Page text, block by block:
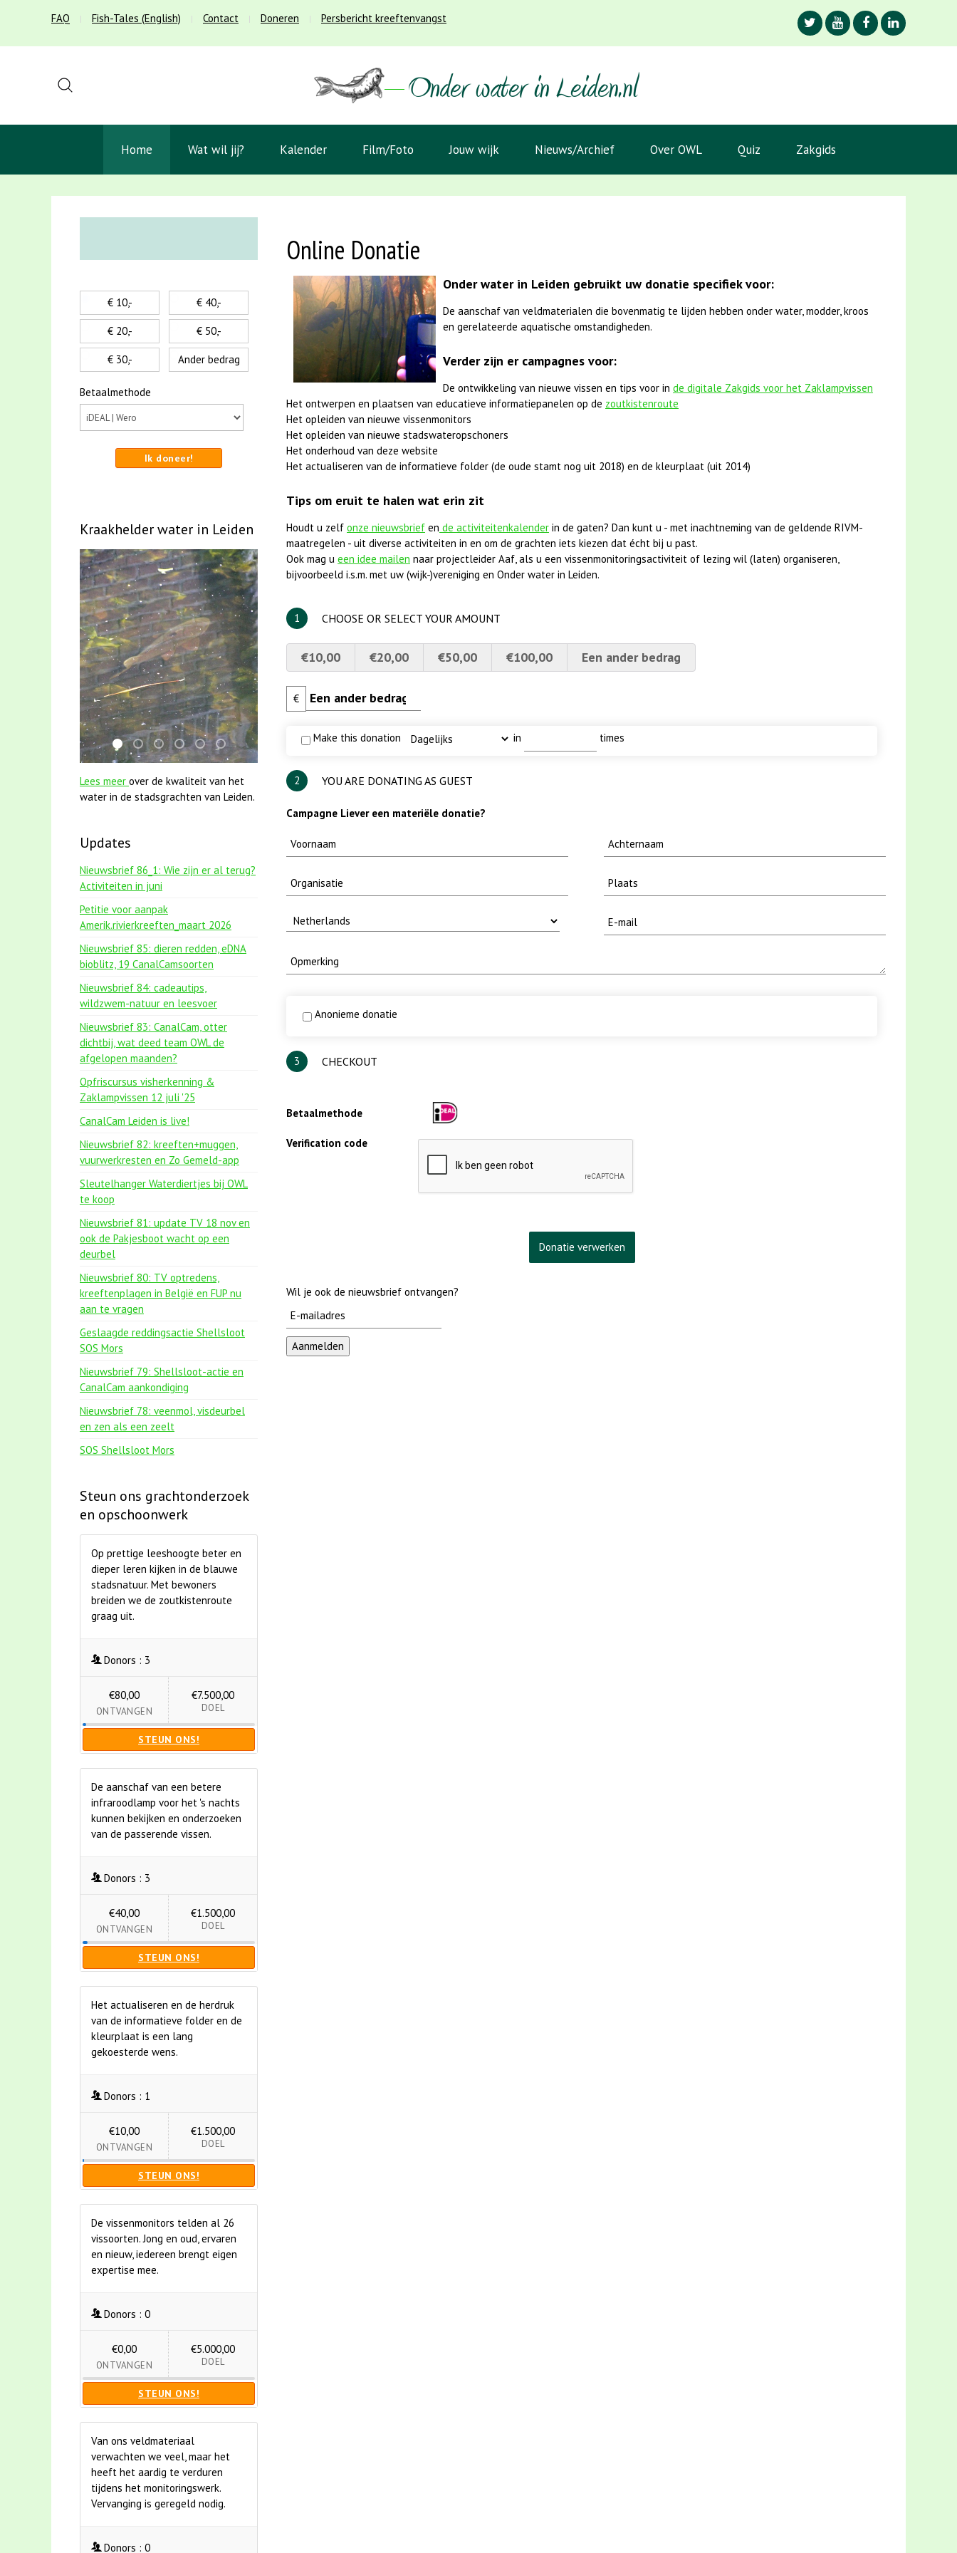
FAQ Fish-Tales (English) Contact Doneren Persbericht kreeftenvangst
Home Wat wil jij? Kalender Film/Foto Jouw wijk Nieuws/Archief Over OWL Quiz Zakgids
Online Donatie
Onder water in Leiden gebruikt uw donatie specifiek voor:
De aanschaf van veldmaterialen die bovenmatig te lijden hebben onder water, modder, kroos
en gerelateerde aquatische omstandigheden.
Verder zijn er campagnes voor:
De ontwikkeling van nieuwe vissen en tips voor in de digitale Zakgids voor het Zaklampvissen
Het ontwerpen en plaatsen van educatieve informatiepanelen op de zoutkistenroute
Het opleiden van nieuwe vissenmonitors
Het opleiden van nieuwe stadswateropschoners
Het onderhoud van deze website
Het actualiseren van de informatieve folder (de oude stamt nog uit 2018) en de kleurplaat (uit 2014)
Tips om eruit te halen wat erin zit
Houdt u zelf onze nieuwsbrief en de activiteitenkalender in de gaten? Dan kunt u - met inachtneming van de geldende RIVM-
maatregelen - uit diverse activiteiten in en om de grachten iets kiezen dat écht bij u past.
Ook mag u een idee mailen naar projectleider Aaf, als u een vissenmonitoringsactiviteit of lezing wil (laten) organiseren,
bijvoorbeeld i.s.m. met uw (wijk-)vereniging en Onder water in Leiden.
1 CHOOSE OR SELECT YOUR AMOUNT
€10,00 €20,00 €50,00 €100,00 Een ander bedrag
€
Make this donation in times
2 YOU ARE DONATING AS GUEST
Campagne Liever een materiële donatie?
Anonieme donatie
3 CHECKOUT
Betaalmethode
Verification code
Wil je ook de nieuwsbrief ontvangen?
€ 10,-
€ 20,-
€ 30,-
€ 40,-
€ 50,-
Ander bedrag
Betaalmethode
Ik doneer!
Kraakhelder water in Leiden
karper met kattenklimtouw
jun2021 28 brasem en rietvoorns 4a verscherpt
mei2021 watervogelmethode fuut met baars
smoelenboek fifi en karper nieuwsbrief-
jun2021 zaklv 5 snoekje MOOI
mei2021 1 snoekje elly
Lees meer over de kwaliteit van het
water in de stadsgrachten van Leiden.
Updates
Nieuwsbrief 86_1: Wie zijn er al terug?
Activiteiten in juni
Petitie voor aanpak
Amerik.rivierkreeften_maart 2026
Nieuwsbrief 85: dieren redden, eDNA
bioblitz, 19 CanalCamsoorten
Nieuwsbrief 84: cadeautips,
wildzwem-natuur en leesvoer
Nieuwsbrief 83: CanalCam, otter
dichtbij, wat deed team OWL de
afgelopen maanden?
Opfriscursus visherkenning &
Zaklampvissen 12 juli '25
CanalCam Leiden is live!
Nieuwsbrief 82: kreeften+muggen,
vuurwerkresten en Zo Gemeld-app
Sleutelhanger Waterdiertjes bij OWL
te koop
Nieuwsbrief 81: update TV 18 nov en
ook de Pakjesboot wacht op een
deurbel
Nieuwsbrief 80: TV optredens,
kreeftenplagen in België en FUP nu
aan te vragen
Geslaagde reddingsactie Shellsloot
SOS Mors
Nieuwsbrief 79: Shellsloot-actie en
CanalCam aankondiging
Nieuwsbrief 78: veenmol, visdeurbel
en zen als een zeelt
SOS Shellsloot Mors
Steun ons grachtonderzoek
en opschoonwerk
Op prettige leeshoogte beter en
dieper leren kijken in de blauwe
stadsnatuur. Met bewoners
breiden we de zoutkistenroute
graag uit.
Donors : 3
€80,00
ONTVANGEN
€7.500,00
DOEL
STEUN ONS!
De aanschaf van een betere
infraroodlamp voor het 's nachts
kunnen bekijken en onderzoeken
van de passerende vissen.
Donors : 3
€40,00
ONTVANGEN
€1.500,00
DOEL
STEUN ONS!
Het actualiseren en de herdruk
van de informatieve folder en de
kleurplaat is een lang
gekoesterde wens.
Donors : 1
€10,00
ONTVANGEN
€1.500,00
DOEL
STEUN ONS!
De vissenmonitors telden al 26
vissoorten. Jong en oud, ervaren
en nieuw, iedereen brengt eigen
expertise mee.
Donors : 0
€0,00
ONTVANGEN
€5.000,00
DOEL
STEUN ONS!
Van ons veldmateriaal
verwachten we veel, maar het
heeft het aardig te verduren
tijdens het monitoringswerk.
Vervanging is geregeld nodig.
Donors : 0